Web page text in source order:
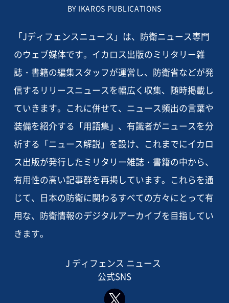
BY IKAROS PUBLICATIONS
「Jディフェンスニュース」は、防衛ニュース専門
のウェブ媒体です。イカロス出版のミリタリー雑
誌・書籍の編集スタッフが運営し、防衛省などが発
信するリリースニュースを幅広く収集、随時掲載し
ていきます。これに併せて、ニュース頻出の言葉や
装備を紹介する「用語集」、有識者がニュースを分
析する「ニュース解説」を設け、これまでにイカロ
ス出版が発行したミリタリー雑誌・書籍の中から、
有用性の高い記事群を再掲しています。これらを通
じて、日本の防衛に関わるすべての方々にとって有
用な、防衛情報のデジタルアーカイブを目指してい
きます。
J ディフェンス ニュース
公式SNS